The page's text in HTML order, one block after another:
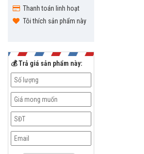
Thanh toán linh hoạt
Tôi thích sản phẩm này
💰 Trả giá sản phẩm này: